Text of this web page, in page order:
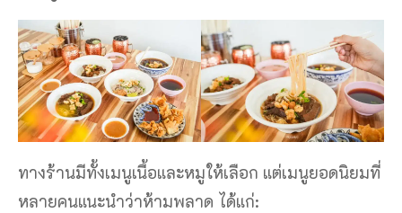
ทางร้านมีทั้งเมนูเนื้อและหมูให้เลือก แต่เมนูยอดนิยมที่
หลายคนแนะนำว่าห้ามพลาด ได้แก่: